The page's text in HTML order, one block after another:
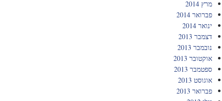
מרץ 2014
פברואר 2014
ינואר 2014
דצמבר 2013
נובמבר 2013
אוקטובר 2013
ספטמבר 2013
אוגוסט 2013
פברואר 2013